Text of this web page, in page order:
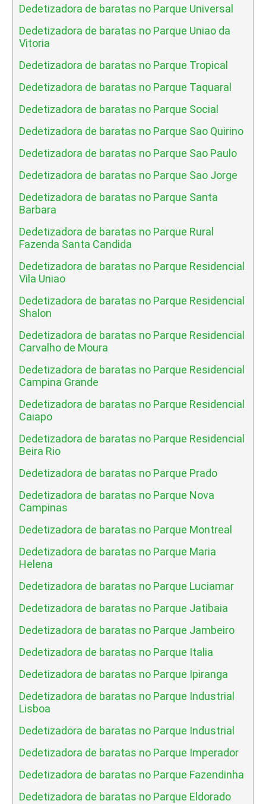
Dedetizadora de baratas no Parque Universal
Dedetizadora de baratas no Parque Uniao da
Vitoria
Dedetizadora de baratas no Parque Tropical
Dedetizadora de baratas no Parque Taquaral
Dedetizadora de baratas no Parque Social
Dedetizadora de baratas no Parque Sao Quirino
Dedetizadora de baratas no Parque Sao Paulo
Dedetizadora de baratas no Parque Sao Jorge
Dedetizadora de baratas no Parque Santa
Barbara
Dedetizadora de baratas no Parque Rural
Fazenda Santa Candida
Dedetizadora de baratas no Parque Residencial
Vila Uniao
Dedetizadora de baratas no Parque Residencial
Shalon
Dedetizadora de baratas no Parque Residencial
Carvalho de Moura
Dedetizadora de baratas no Parque Residencial
Campina Grande
Dedetizadora de baratas no Parque Residencial
Caiapo
Dedetizadora de baratas no Parque Residencial
Beira Rio
Dedetizadora de baratas no Parque Prado
Dedetizadora de baratas no Parque Nova
Campinas
Dedetizadora de baratas no Parque Montreal
Dedetizadora de baratas no Parque Maria
Helena
Dedetizadora de baratas no Parque Luciamar
Dedetizadora de baratas no Parque Jatibaia
Dedetizadora de baratas no Parque Jambeiro
Dedetizadora de baratas no Parque Italia
Dedetizadora de baratas no Parque Ipiranga
Dedetizadora de baratas no Parque Industrial
Lisboa
Dedetizadora de baratas no Parque Industrial
Dedetizadora de baratas no Parque Imperador
Dedetizadora de baratas no Parque Fazendinha
Dedetizadora de baratas no Parque Eldorado